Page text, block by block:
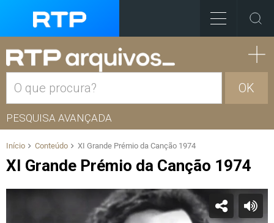
OK
PESQUISA AVANÇADA
Início Conteúdo XI Grande Prémio da Canção 1974
XI Grande Prémio da Canção 1974